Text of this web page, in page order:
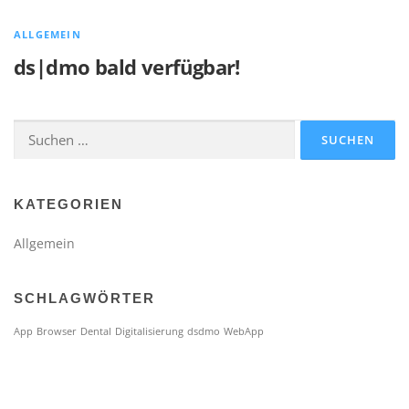
ALLGEMEIN
ds|dmo bald verfügbar!
Suchen
KATEGORIEN
Allgemein
SCHLAGWÖRTER
App Browser Dental Digitalisierung dsdmo WebApp